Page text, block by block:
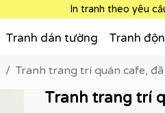
In tranh theo yêu
Tranh dán tường Tranh
Tranh trang trí quán cafe,
Tranh trang trí